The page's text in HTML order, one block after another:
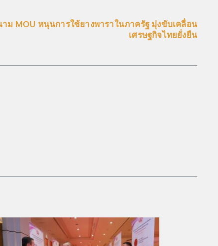
าม MOU หนุนการใช้ยางพาราในภาครัฐ มุ่งขับเคลื่อน
เศรษฐกิจไทยยั่งยืน